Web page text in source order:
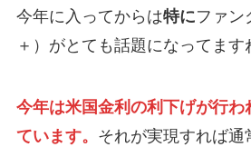
今年に入ってからは特にファン
＋）がとても話題になってます
今年は米国金利の利下げが行わ
ています。 それが実現すれば